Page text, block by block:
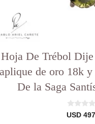
Hoja De Trébol
aplique de oro 18k
De la Saga
0
d
USD